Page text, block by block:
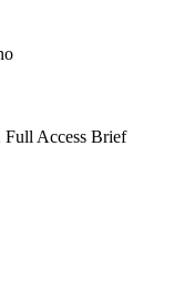
Access Brief